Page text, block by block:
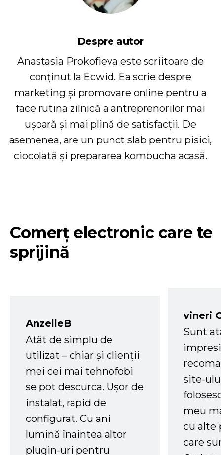
Despre autor
Anastasia Prokofieva este scriitoare de
conținut la Ecwid. Ea scrie despre
marketing și promovare online pentru a
face rutina zilnică a antreprenorilor mai
ușoară și mai plină de satisfacții. De
asemenea, are un punct slab pentru pisici,
ciocolată și prepararea kombucha acasă.
Comerț electronic care te
sprijină
AnzelleB
Atât de simplu de
utilizat – chiar și clienții
mei cei mai tehnofobi
se pot descurca. Ușor de
instalat, rapid de
configurat. Cu ani
lumină înaintea altor
plugin-uri pentru
vineri
Sunt
site-
meu
cu alte
care